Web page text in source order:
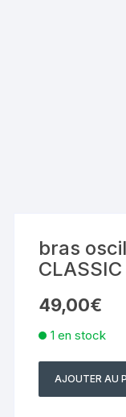
bras
49,00€
1 en stock
quantité
AJOUTER AU